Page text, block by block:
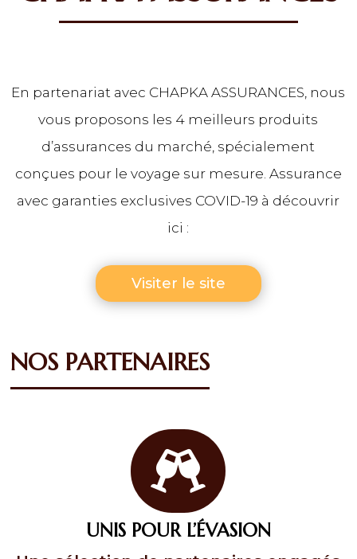
En partenariat avec CHAPKA ASSURANCES, nous
vous proposons les 4 meilleurs produits
d’assurances du marché, spécialement
conçues pour le voyage sur mesure. Assurance
avec garanties exclusives COVID-19 à découvrir
ici :
Visiter le site
NOS PARTENAIRES

UNIS POUR L’ÉVASION